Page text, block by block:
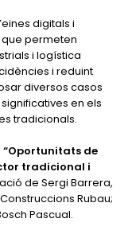
digitals i
permeten
i logística
i reduint
diversos casos
en els
tradicionals.
“Oportunitats de
tradicional i
de Sergi Barrera,
Rubau;
Pascual.